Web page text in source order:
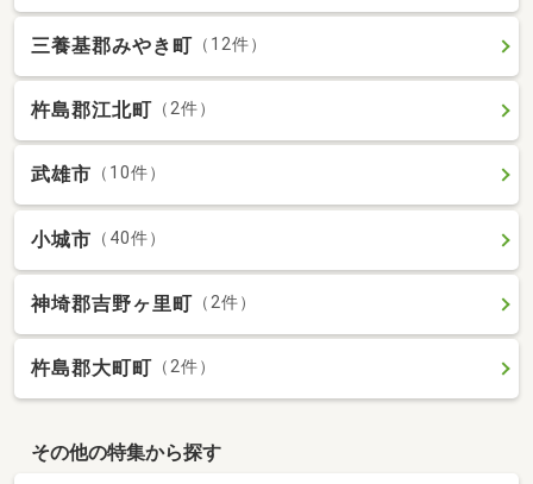
三養基郡みやき町 （12件）
杵島郡江北町 （2件）
武雄市 （10件）
小城市 （40件）
神埼郡吉野ヶ里町 （2件）
杵島郡大町町 （2件）
その他の特集から探す